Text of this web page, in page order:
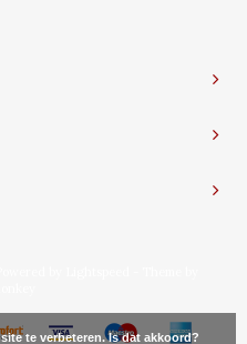
te verbeteren. Is dat akkoord?